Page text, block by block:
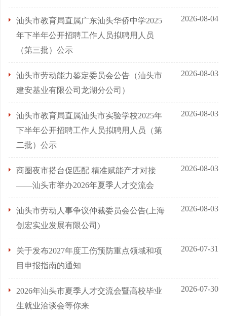
汕头市教育局直属广东汕头华侨中学2025
年下半年公开招聘工作人员拟聘用人员
（第三批）公示
2026-08-04
汕头市劳动能力鉴定委员会公告（汕头市
建安基业有限公司龙湖分公司）
2026-08-03
汕头市教育局直属汕头市实验学校2025年
下半年公开招聘工作人员拟聘用人员（第
二批）公示
2026-08-03
商圈夜市搭台促匹配 精准赋能产才对接
——汕头市举办2026年夏季人才交流会
2026-08-03
汕头市劳动人事争议仲裁委员会公告(上海
创宏实业发展有限公司)
2026-08-03
关于发布2027年度工伤预防重点领域和项
目申报指南的通知
2026-07-31
2026年汕头市夏季人才交流会暨高校毕业
生就业洽谈会等你来
2026-07-30